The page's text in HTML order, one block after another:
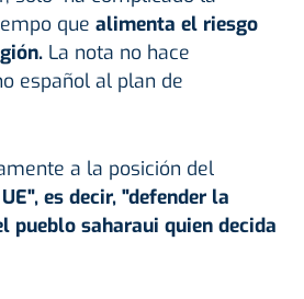
que alimenta el riesgo
La nota no hace
español al plan de
a la posición del
es decir, "defender la
pueblo saharaui quien decida